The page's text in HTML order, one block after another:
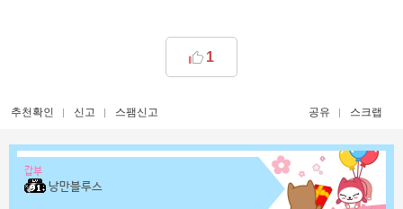
1
추천확인 신고 스팸신고 공유 스크랩
갑부
낭만블루스